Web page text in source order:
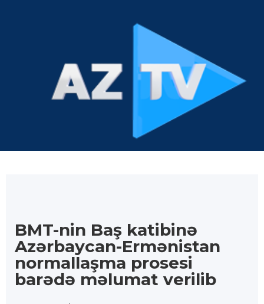
BMT-nin Baş katibinə
Azərbaycan-Ermənistan
normallaşma prosesi
barədə məlumat verilib